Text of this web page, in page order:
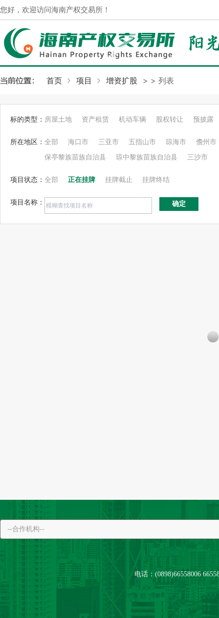
您好，欢迎访问海南产权交易所！
首页 项目 >
增资扩股 > 列表
标的类型： 房屋土地 资产租赁 机动车辆 股权转让 预披露
所在地区： 全部 海口市 三亚市 五指山市 琼海市 儋州市
保亭黎族苗族自治县 琼中黎族苗族自治县 三沙市
项目状态： 全部 正在挂牌 挂牌截止 挂牌终结
项目名称： 确定
电话：(0898)66558006